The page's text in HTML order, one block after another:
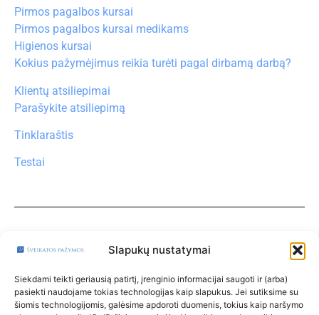
Slapukų nustatymai
Siekdami teikti geriausią patirtį, įrenginio informacijai saugoti ir (arba)
pasiekti naudojame tokias technologijas kaip slapukus. Jei sutiksime su
šiomis technologijomis, galėsime apdoroti duomenis, tokius kaip naršymo
Pirmos pagalbos kursai
Pirmos pagalbos kursai medikams
Higienos kursai
Kokius pažymėjimus reikia turėti pagal dirbamą darbą?
Klientų atsiliepimai
Parašykite atsiliepimą
Tinklaraštis
Testai
Klinikos